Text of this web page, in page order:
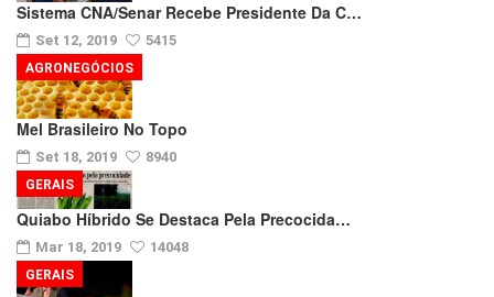
Sistema CNA/Senar Recebe Presidente Da C…
Set 12, 2019 5415
Mel Brasileiro No Topo
Set 18, 2019 8940
AGRONEGÓCIOS
Quiabo Híbrido Se Destaca Pela Precocida…
Mar 18, 2019 14048
GERAIS
GERAIS